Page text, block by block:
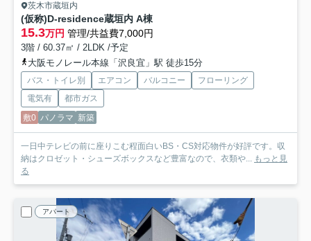
茨木市蔵垣内
(仮称)D-residence蔵垣内 A棟
15.3万円 管理/共益費7,000円
3階 / 60.37㎡ / 2LDK /予定
大阪モノレール本線「沢良宜」駅 徒歩15分
バス・トイレ別 エアコン バルコニー
フローリング
電気有
都市ガス
敷0 パノラマ 新築
一日中テレビの前に座りこむ程面白いBS・CS対応物件が好評です。収
納はクロゼット・シューズボックスなど豊富なので、衣類や... もっと見
る
アパート